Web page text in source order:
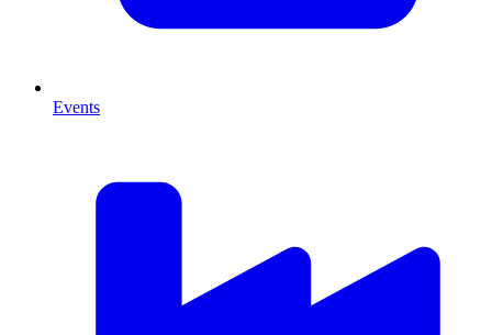
Events